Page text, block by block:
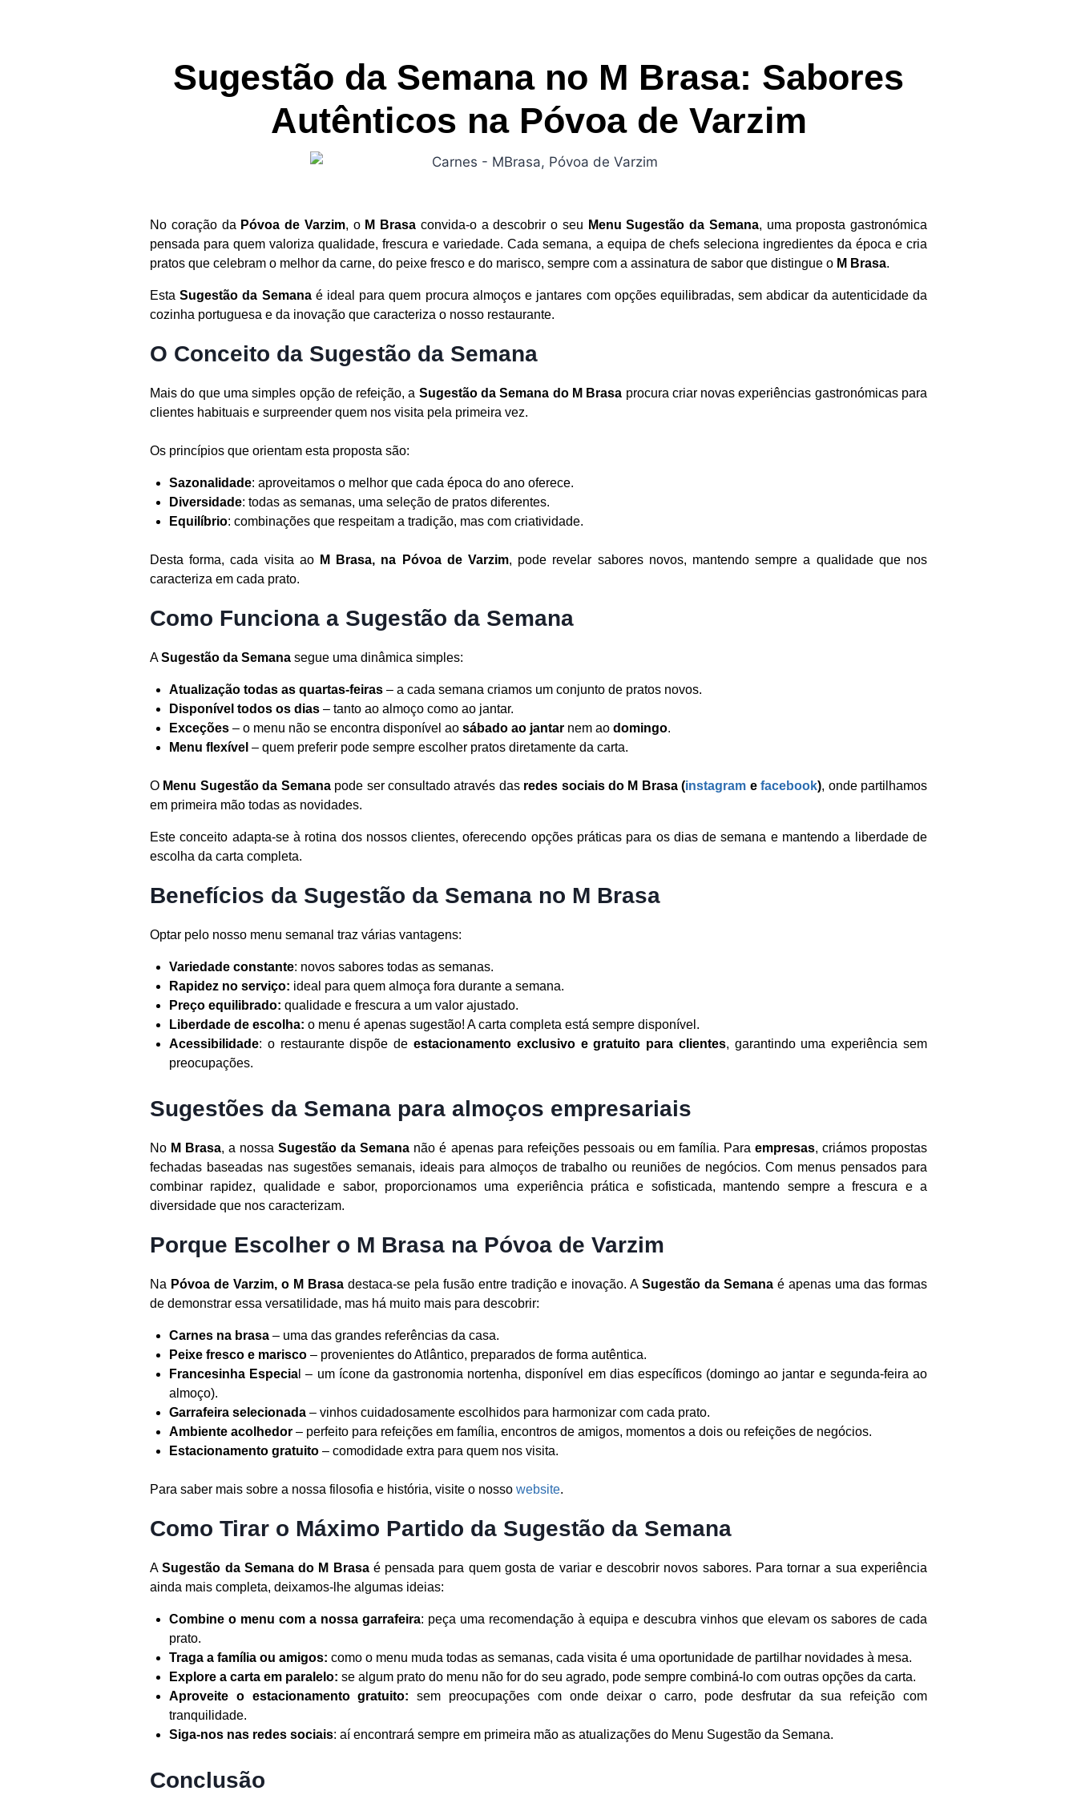
Sugestão da Semana no M Brasa: Sabores
Autênticos na Póvoa de Varzim
No coração da Póvoa de Varzim, o M Brasa convida-o a descobrir o seu Menu Sugestão da Semana, uma proposta gastronómica
pensada para quem valoriza qualidade, frescura e variedade. Cada semana, a equipa de chefs seleciona ingredientes da época e cria
pratos que celebram o melhor da carne, do peixe fresco e do marisco, sempre com a assinatura de sabor que distingue o M Brasa.
EstaSugestão da Semanaé ideal para quem procura almoços e jantares com opções equilibradas, sem abdicar da autenticidade da
cozinha portuguesa e da inovação que caracteriza o nosso restaurante.
O Conceito da Sugestão da Semana
Mais do que uma simples opção de refeição, a Sugestão da Semana do M Brasa procura criar novas experiências gastronómicas para
clientes habituais e surpreender quem nos visita pela primeira vez.
Os princípios que orientam esta proposta são:
Sazonalidade: aproveitamos o melhor que cada época do ano oferece.
Diversidade: todas as semanas, uma seleção de pratos diferentes.
Equilíbrio: combinações que respeitam a tradição, mas com criatividade.
Desta forma, cada visita ao M Brasa, na Póvoa de Varzim, pode revelar sabores novos, mantendo sempre a qualidade que nos
caracteriza em cada prato.
Como Funciona a Sugestão da Semana
ASugestão da Semana segue uma dinâmica simples:
Atualização todas as quartas-feiras – a cada semana criamos um conjunto de pratos novos.
Disponível todos os dias – tanto ao almoço como ao jantar.
Exceções – o menu não se encontra disponível ao sábado ao jantar nem ao domingo.
Menu flexível – quem preferir pode sempre escolher pratos diretamente da carta.
O Menu Sugestão da Semanapode ser consultado através das redes sociais do M Brasa (instagram efacebook), onde partilhamos
em primeira mão todas as novidades.
Este conceito adapta-se à rotina dos nossos clientes, oferecendo opções práticas para os dias de semana e mantendo a liberdade de
escolha da carta completa.
Benefícios da Sugestão da Semana no M Brasa
Optar pelo nosso menu semanal traz várias vantagens:
Variedade constante: novos sabores todas as semanas.
Rapidez no serviço: ideal para quem almoça fora durante a semana.
Preço equilibrado: qualidade e frescura a um valor ajustado.
Liberdade de escolha: o menu é apenas sugestão! A carta completa está sempre disponível.
Acessibilidade: o restaurante dispõe de estacionamento exclusivo e gratuito para clientes, garantindo uma experiência sem
preocupações.
Sugestões da Semana para almoços empresariais
No M Brasa, a nossaSugestão da Semana não é apenas para refeições pessoais ou em família. Para empresas, criámos propostas
fechadas baseadas nas sugestões semanais, ideais para almoços de trabalho ou reuniões de negócios. Com menus pensados para
combinar rapidez, qualidade e sabor, proporcionamos uma experiência prática e sofisticada, mantendo sempre a frescura e a
diversidade que nos caracterizam.
Porque Escolher o M Brasa na Póvoa de Varzim
Na Póvoa de Varzim, o M Brasadestaca-se pela fusão entre tradição e inovação. ASugestão da Semana é apenas uma das formas
de demonstrar essa versatilidade, mas há muito mais para descobrir:
Carnes na brasa – uma das grandes referências da casa.
Peixe fresco e marisco – provenientes do Atlântico, preparados de forma autêntica.
Francesinha Especia l – um ícone da gastronomia nortenha, disponível em dias específicos (domingo ao jantar e segunda-feira ao
almoço).
Garrafeira selecionada – vinhos cuidadosamente escolhidos para harmonizar com cada prato.
Ambiente acolhedor – perfeito para refeições em família, encontros de amigos, momentos a dois ou refeições de negócios.
Estacionamento gratuito – comodidade extra para quem nos visita.
Para saber mais sobre a nossa filosofia e história, visite o nosso website.
Como Tirar o Máximo Partido da Sugestão da Semana
ASugestão da Semana do M Brasa é pensada para quem gosta de variar e descobrir novos sabores. Para tornar a sua experiência
ainda mais completa, deixamos-lhe algumas ideias:
Combine o menu com a nossa garrafeira: peça uma recomendação à equipa e descubra vinhos que elevam os sabores de cada
prato.
Traga a família ou amigos: como o menu muda todas as semanas, cada visita é uma oportunidade de partilhar novidades à mesa.
Explore a carta em paralelo: se algum prato do menu não for do seu agrado, pode sempre combiná-lo com outras opções da carta.
Aproveite o estacionamento gratuito: sem preocupações com onde deixar o carro, pode desfrutar da sua refeição com
tranquilidade.
Siga-nos nas redes sociais: aí encontrará sempre em primeira mão as atualizações do Menu Sugestão da Semana.
Conclusão